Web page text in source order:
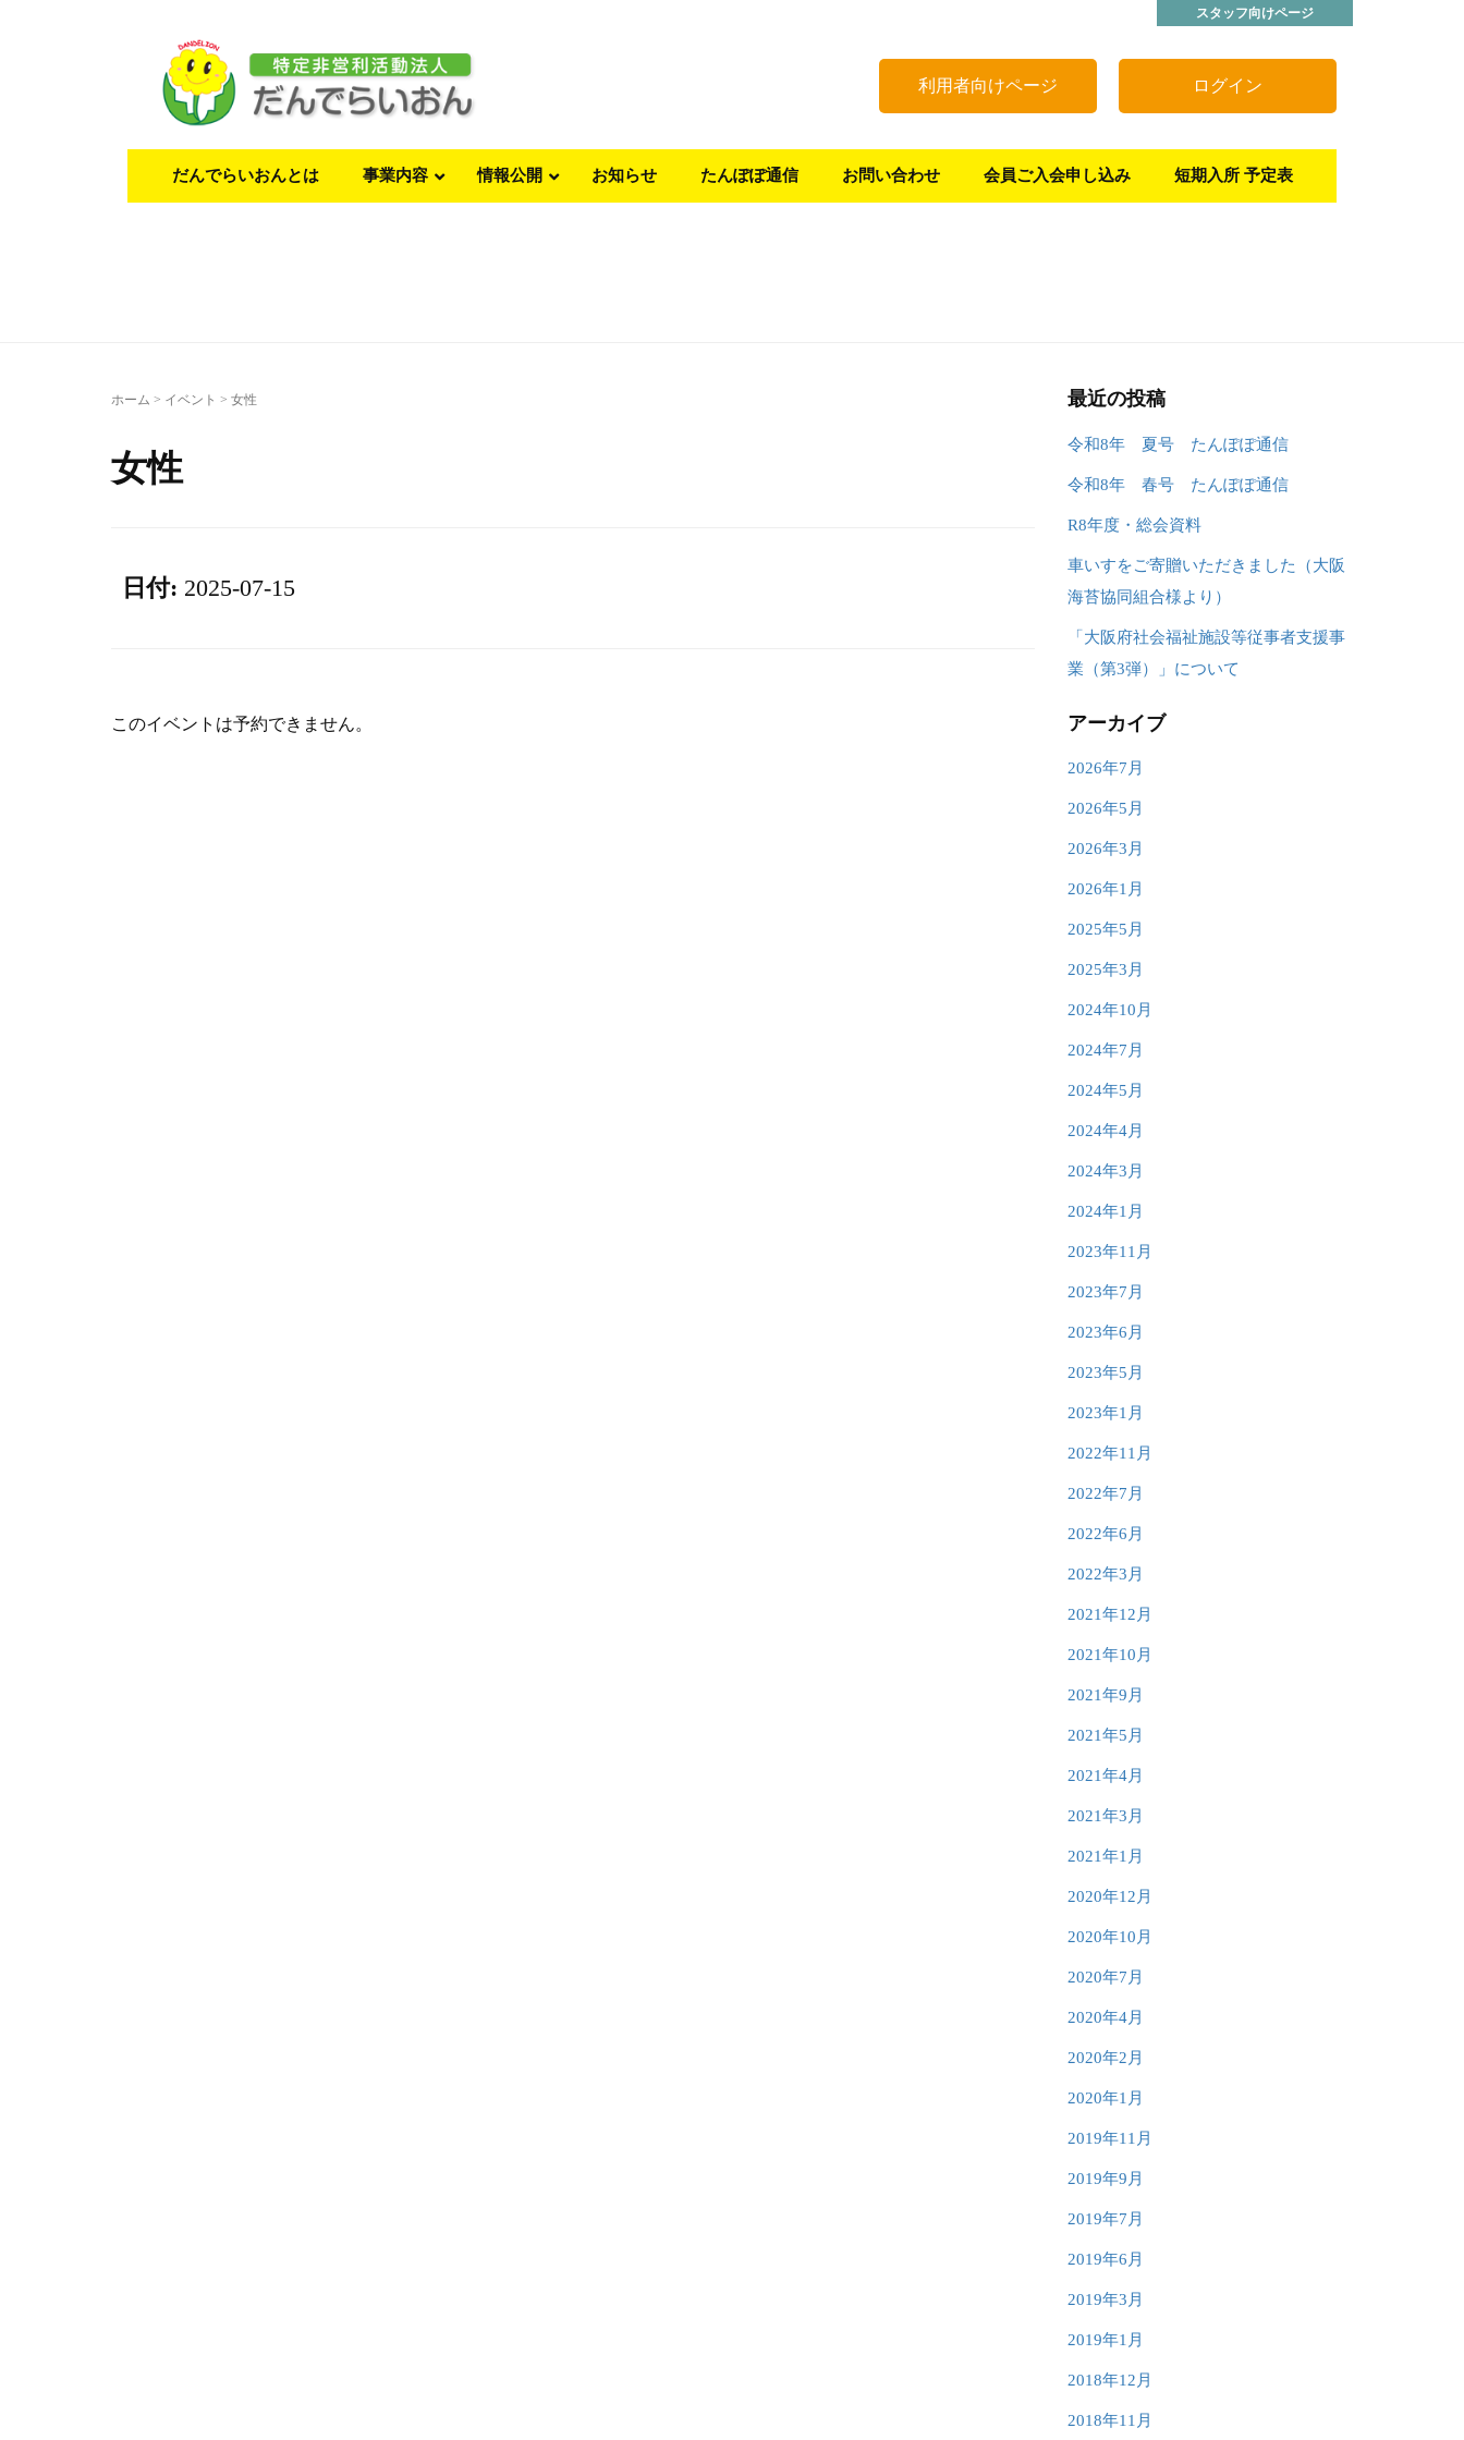
スタッフ向けページ
ログイン
利用者向けページ
だんでらいおんとは 事業内容 情報公開 お知らせ たんぽぽ通信 お問い合わせ 会員ご入会申し込み 短期入所 予定表
ホーム > イベント > 女性
女性
日付: 2025-07-15
このイベントは予約できません。
最近の投稿
令和8年 夏号 たんぽぽ通信
令和8年 春号 たんぽぽ通信
R8年度・総会資料
車いすをご寄贈いただきました（大阪
海苔協同組合様より）
「大阪府社会福祉施設等従事者支援事
業（第3弾）」について
アーカイブ
2026年7月
2026年5月
2026年3月
2026年1月
2025年5月
2025年3月
2024年10月
2024年7月
2024年5月
2024年4月
2024年3月
2024年1月
2023年11月
2023年7月
2023年6月
2023年5月
2023年1月
2022年11月
2022年7月
2022年6月
2022年3月
2021年12月
2021年10月
2021年9月
2021年5月
2021年4月
2021年3月
2021年1月
2020年12月
2020年10月
2020年7月
2020年4月
2020年2月
2020年1月
2019年11月
2019年9月
2019年7月
2019年6月
2019年3月
2019年1月
2018年12月
2018年11月